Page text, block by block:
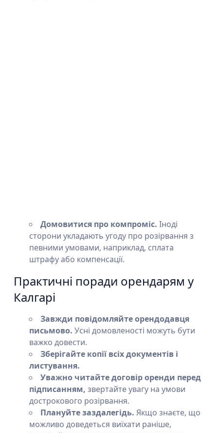
Домовитися про компроміс. Іноді
сторони укладають угоду про розірвання з
певними умовами, наприклад, сплата
штрафу або компенсації.
Практичні поради орендарям у
Калгарі
Завжди повідомляйте орендодавця
письмово. Усні домовленості можуть бути
важко довести.
Зберігайте копії всіх документів і
листування.
Уважно читайте договір оренди перед
підписанням, звертайте увагу на умови
дострокового розірвання.
Плануйте заздалегідь. Якщо знаєте, що
можливо доведеться виїхати раніше,